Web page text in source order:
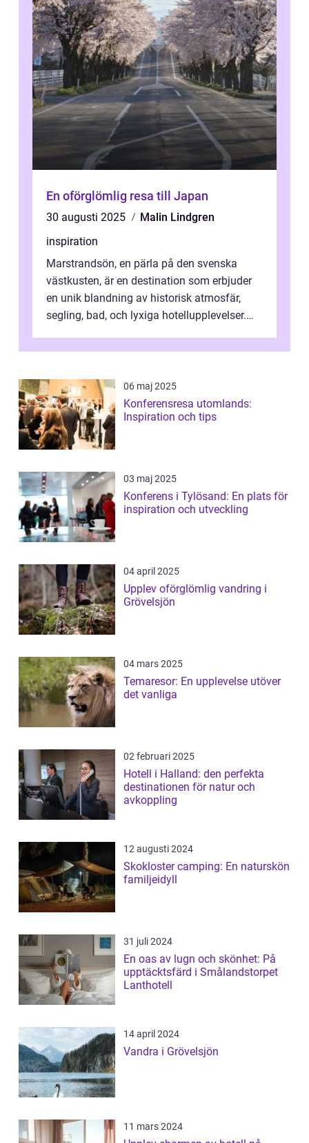
En oförglömlig resa till Japan
30 augusti 2025
Malin Lindgren
inspiration
Marstrandsön, en pärla på den svenska
västkusten, är en destination som erbjuder
en unik blandning av historisk atmosfär,
segling, bad, och lyxiga hotellupplevelser.
06 maj 2025
Konferensresa utomlands:
Inspiration och tips
03 maj 2025
Konferens i Tylösand: En plats för
inspiration och utveckling
04 april 2025
Upplev oförglömlig vandring i
Grövelsjön
04 mars 2025
Temaresor: En upplevelse utöver
det vanliga
02 februari 2025
Hotell i Halland: den perfekta
destinationen för natur och
avkoppling
12 augusti 2024
Skokloster camping: En naturskön
familjeidyll
31 juli 2024
En oas av lugn och skönhet: På
upptäcktsfärd i Smålandstorpet
Lanthotell
14 april 2024
Vandra i Grövelsjön
11 mars 2024